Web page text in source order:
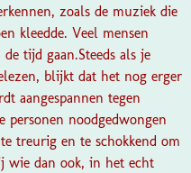
zoals de muziek die
kleedde. Veel mensen
tijd gaan.Steeds als je
blijkt dat het nog erger
aangespannen tegen
personen noodgedwongen
treurig en te schokkend om
wie dan ook, in het echt